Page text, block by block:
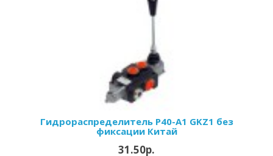
Гидрораспределитель Р40-А1 GKZ1 без
фиксации Китай
31.50р.